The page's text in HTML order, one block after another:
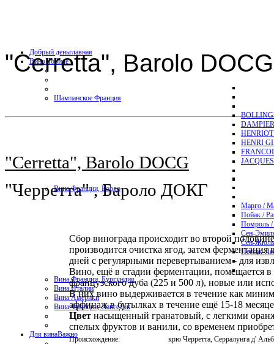
Добрый деньглавная
ВиноНобиле
Шампанское Франция
HENRI
Вина Франции, Бордо
Марго /
Пойак /
Помроль /
Сен-
Сен-
Пессак-
Вина Франции, Бургундия
Вина Италии
Вина Америки
Вина Франции, Лангедок
Для винаВажно
"Cerretta", Barolo DOCG
"Cerretta", Barolo DOCG
"Черретта" , Бароло ДОКГ
Сбор винограда происходит во второй
производится очистка ягод, затем ферментация
дней с регулярными перевертыванием - для
Вино, ещё в стадии ферментации, помещается в
французского дуба (225 и 500 л), новые или
В них вино выдерживается в течение как
аффинаж в бутылках в течение ещё 15-18
Цвет насыщенный гранатовый, с легкими
спелых фруктов и ванили, со временем
Происхождение:
крю Черретта, Серралунга д'